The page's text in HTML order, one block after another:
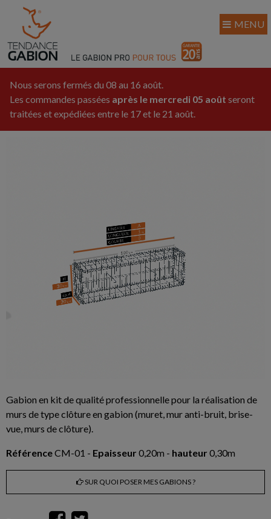
Nous serons fermés du 08 au 16 août.
Les commandes passées après le mercredi 05 août seront
traitées et expédiées entre le 17 et le 21 août.
Gabion en kit de qualité professionnelle pour la réalisation de
murs de type clôture en gabion (muret, mur anti-bruit, brise-
vue, murs de clôture).
RéférenceCM-01 - Epaisseur 0,20m - hauteur 0,30m
SUR QUOI POSER MES GABIONS ?
MENU